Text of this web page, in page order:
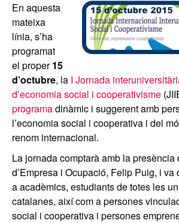
En aquesta
mateixa
línia, s’ha
programat
el proper15
d’octubre, la I Jornada
d’economia social i cooperativisme
programadinàmic i suggerent amb
l’economia social i cooperativa i del
renom internacional.
La jornada comptarà amb la
d’Empresa i Ocupació, Felip Puig, i va
a acadèmics, estudiants de totes les
catalanes, així com a persones
social i cooperativa i persones